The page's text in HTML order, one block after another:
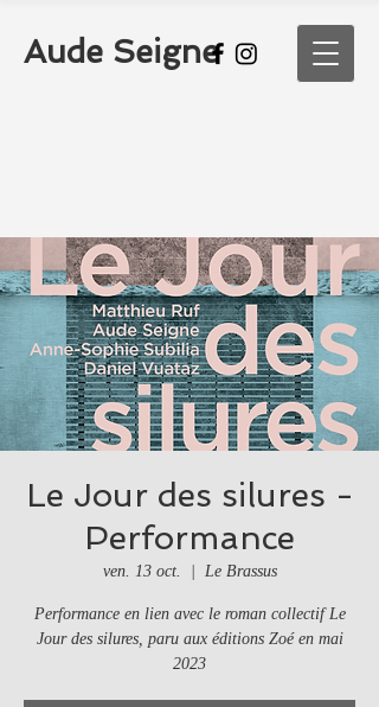
Aude Seigne
Le Jour des silures -
Performance
ven. 13 oct. Le Brassus
Performance en lien avec le roman collectif Le
Jour des silures, paru aux éditions Zoé en mai
2023